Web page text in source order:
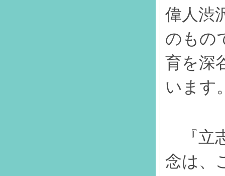
偉人渋
のもの
育を深
います
『立
念は、